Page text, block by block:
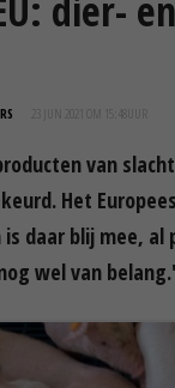
23 JUN 2021 OM 15:48
van
Het
is daar blij mee,
wel van belang.'